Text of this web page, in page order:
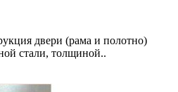
двери (рама и полотно)
стали, толщиной..